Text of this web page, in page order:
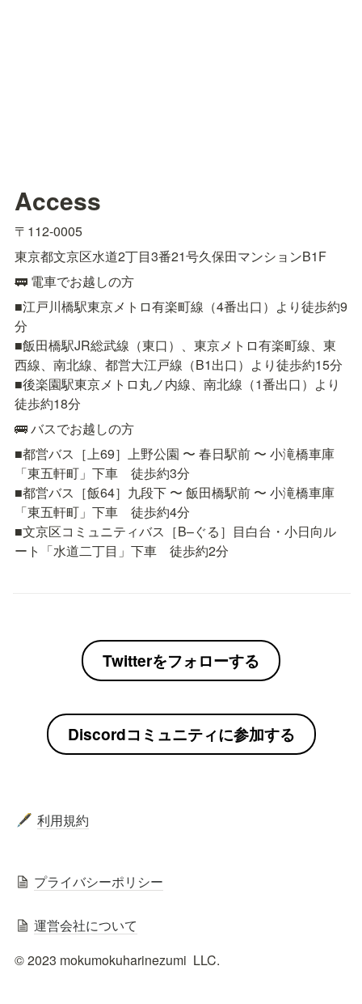
Access
〒112-0005
東京都文京区水道2丁目3番21号久保田マンションB1F
🚃 電車でお越しの方
■江戸川橋駅東京メトロ有楽町線（4番出口）より徒歩約9
分
■飯田橋駅JR総武線（東口）、東京メトロ有楽町線、東
西線、南北線、都営大江戸線（B1出口）より徒歩約15分
■後楽園駅東京メトロ丸ノ内線、南北線（1番出口）より
徒歩約18分
🚌 バスでお越しの方
■都営バス［上69］上野公園 〜 春日駅前 〜 小滝橋車庫
「東五軒町」下車　徒歩約3分
■都営バス［飯64］九段下 〜 飯田橋駅前 〜 小滝橋車庫
「東五軒町」下車　徒歩約4分
■文京区コミュニティバス［B–ぐる］目白台・小日向ル
ート「水道二丁目」下車　徒歩約2分
Twitterをフォローする
Discordコミュニティに参加する
🖋️ 利用規約
プライバシーポリシー
運営会社について
© 2023 mokumokuharinezumi  LLC.